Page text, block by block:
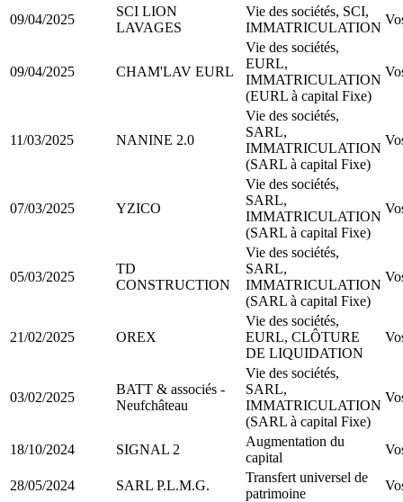
09/04/2025
SCI LION
LAVAGES
Vie des sociétés, SCI,
IMMATRICULATION
09/04/2025 CHAM'LAV EURL
Vie des sociétés,
EURL,
IMMATRICULATION
(EURL à capital Fixe)
11/03/2025 NANINE 2.0
Vie des sociétés,
SARL,
IMMATRICULATION
(SARL à capital Fixe)
07/03/2025 YZICO
Vie des sociétés,
SARL,
IMMATRICULATION
(SARL à capital Fixe)
05/03/2025
TD
CONSTRUCTION
Vie des sociétés,
SARL,
IMMATRICULATION
(SARL à capital Fixe)
21/02/2025 OREX
Vie des sociétés,
EURL, CLÔTURE
DE LIQUIDATION
03/02/2025
BATT & associés -
Neufchâteau
Vie des sociétés,
SARL,
IMMATRICULATION
(SARL à capital Fixe)
18/10/2024 SIGNAL 2
Augmentation du
capital
28/05/2024 SARL P.L.M.G.
Transfert universel de
patrimoine